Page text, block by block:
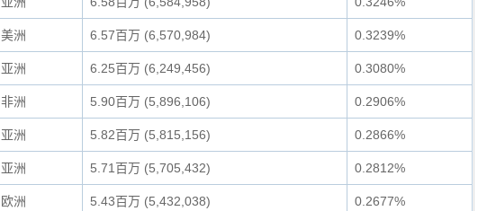
美洲 6.57百万 (6,570,984) 0.3239%
亚洲 6.25百万 (6,249,456) 0.3080%
非洲 5.90百万 (5,896,106) 0.2906%
亚洲 5.82百万 (5,815,156) 0.2866%
亚洲 5.71百万 (5,705,432) 0.2812%
欧洲 5.43百万 (5,432,038) 0.2677%